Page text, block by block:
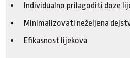
Individualno prilagoditi doze
Minimalizovati neželjena
Efikasnost lijekova